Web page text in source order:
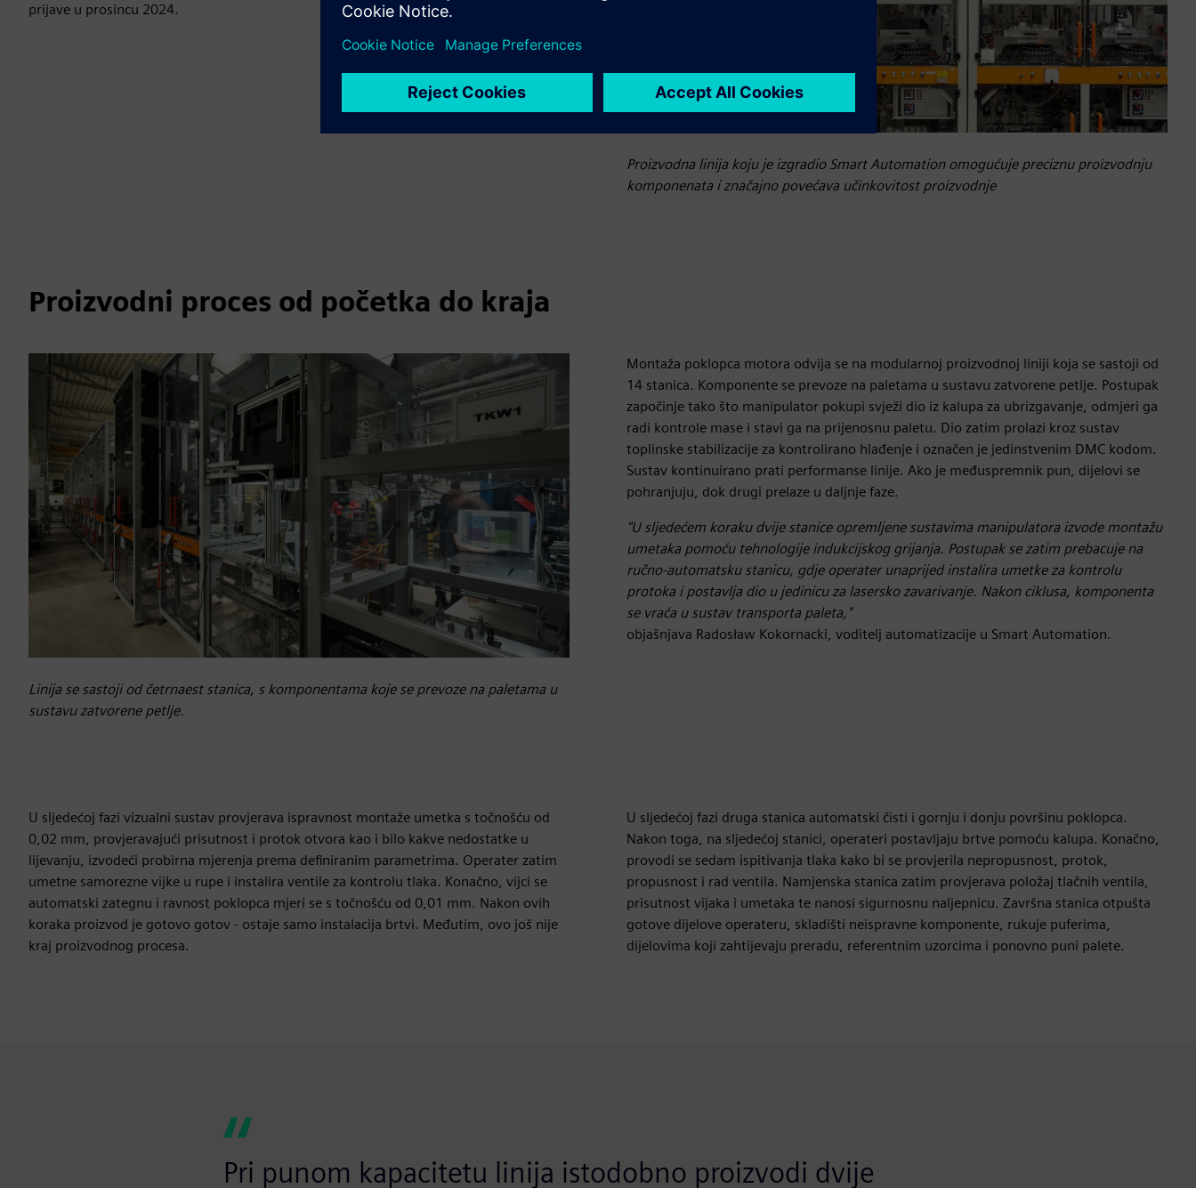
prijave u prosincu 2024.
Proizvodna linija koju je izgradio Smart Automation omogućuje preciznu proizvodnju
komponenata i značajno povećava učinkovitost proizvodnje
Proizvodni proces od početka do kraja
Linija se sastoji od četrnaest stanica, s komponentama koje se prevoze na paletama u
sustavu zatvorene petlje.
Montaža poklopca motora odvija se na modularnoj proizvodnoj liniji koja se sastoji od
14 stanica. Komponente se prevoze na paletama u sustavu zatvorene petlje. Postupak
započinje tako što manipulator pokupi svježi dio iz kalupa za ubrizgavanje, odmjeri ga
radi kontrole mase i stavi ga na prijenosnu paletu. Dio zatim prolazi kroz sustav
toplinske stabilizacije za kontrolirano hlađenje i označen je jedinstvenim DMC kodom.
Sustav kontinuirano prati performanse linije. Ako je međuspremnik pun, dijelovi se
pohranjuju, dok drugi prelaze u daljnje faze.
"U sljedećem koraku dvije stanice opremljene sustavima manipulatora izvode montažu
umetaka pomoću tehnologije indukcijskog grijanja. Postupak se zatim prebacuje na
ručno-automatsku stanicu, gdje operater unaprijed instalira umetke za kontrolu
protoka i postavlja dio u jedinicu za lasersko zavarivanje. Nakon ciklusa, komponenta
se vraća u sustav transporta paleta,"
objašnjava Radosław Kokornacki, voditelj automatizacije u Smart Automation.
U sljedećoj fazi vizualni sustav provjerava ispravnost montaže umetka s točnošću od
0,02 mm, provjeravajući prisutnost i protok otvora kao i bilo kakve nedostatke u
lijevanju, izvodeći probirna mjerenja prema definiranim parametrima. Operater zatim
umetne samorezne vijke u rupe i instalira ventile za kontrolu tlaka. Konačno, vijci se
automatski zategnu i ravnost poklopca mjeri se s točnošću od 0,01 mm. Nakon ovih
koraka proizvod je gotovo gotov - ostaje samo instalacija brtvi. Međutim, ovo još nije
kraj proizvodnog procesa.
U sljedećoj fazi druga stanica automatski čisti i gornju i donju površinu poklopca.
Nakon toga, na sljedećoj stanici, operateri postavljaju brtve pomoću kalupa. Konačno,
provodi se sedam ispitivanja tlaka kako bi se provjerila nepropusnost, protok,
propusnost i rad ventila. Namjenska stanica zatim provjerava položaj tlačnih ventila,
prisutnost vijaka i umetaka te nanosi sigurnosnu naljepnicu. Završna stanica otpušta
gotove dijelove operateru, skladišti neispravne komponente, rukuje puferima,
dijelovima koji zahtijevaju preradu, referentnim uzorcima i ponovno puni palete.
Pri punom kapacitetu linija istodobno proizvodi dvije